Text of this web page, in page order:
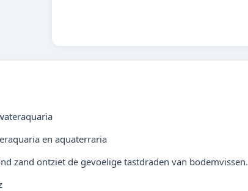
en aquaterraria
zand ontziet de gevoelige tastdraden van bodemvissen.